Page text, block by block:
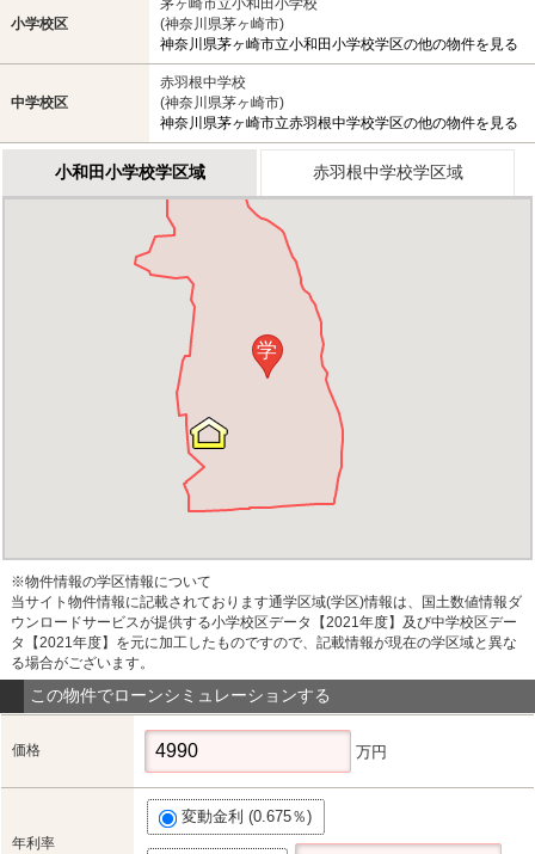
小学校区
茅ヶ崎市立小和田小学校
(神奈川県茅ヶ崎市)
神奈川県茅ヶ崎市立小和田小学校学区の他の物件を見る
中学校区
赤羽根中学校
(神奈川県茅ヶ崎市)
神奈川県茅ヶ崎市立赤羽根中学校学区の他の物件を見る
小和田小学校学区域 赤羽根中学校学区域
学
※物件情報の学区情報について
当サイト物件情報に記載されております通学区域(学区)情報は、国土数値情報ダ
ウンロードサービスが提供する小学校区データ【2021年度】及び中学校区デー
タ【2021年度】を元に加工したものですので、記載情報が現在の学区域と異な
る場合がございます。
この物件でローンシミュレーションする
価格 万円
年利率
変動金利 (0.675％)